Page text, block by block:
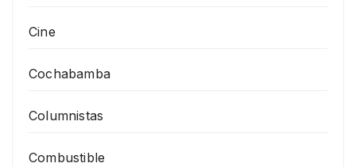
Cine
Cochabamba
Columnistas
Combustible